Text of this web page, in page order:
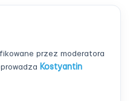
przez moderatora
Kostyantin